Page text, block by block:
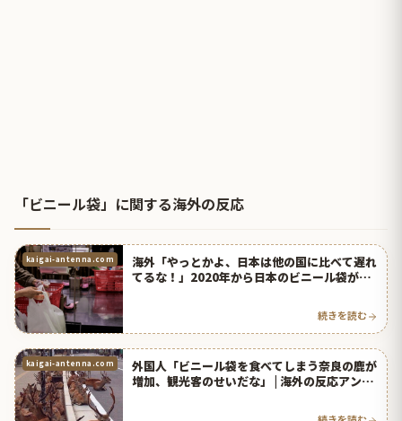
「ビニール袋」に関する海外の反応
kaigai-antenna.com
海外「やっとかよ、日本は他の国に比べて遅れ
てるな！」2020年から日本のビニール袋が有
続きを読む
kaigai-antenna.com
外国人「ビニール袋を食べてしまう奈良の鹿が
増加、観光客のせいだな」 | 海外の反応アンテ